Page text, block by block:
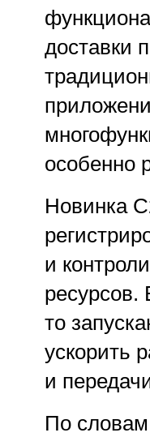
доставки
особенно
Новинка
и
ресурсов.
то
ускорить
и
По словам